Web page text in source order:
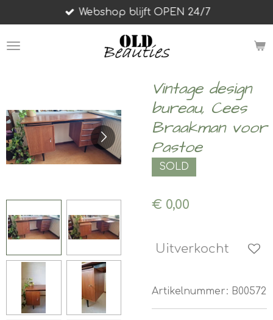
direct
naar
Webshop blijft OPEN 24/7
Vintage design
bureau, Cees
Braakman voor
Pastoe
SOLD
€ 0,00
Uitverkocht
Artikelnummer: B00572